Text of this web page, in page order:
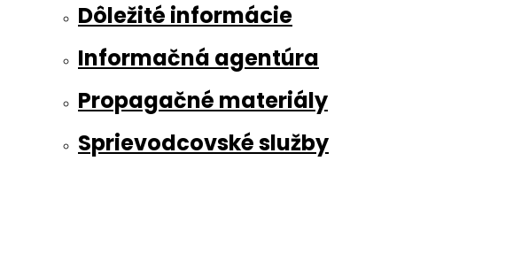
Dôležité informácie
Informačná agentúra
Propagačné materiály
Sprievodcovské služby